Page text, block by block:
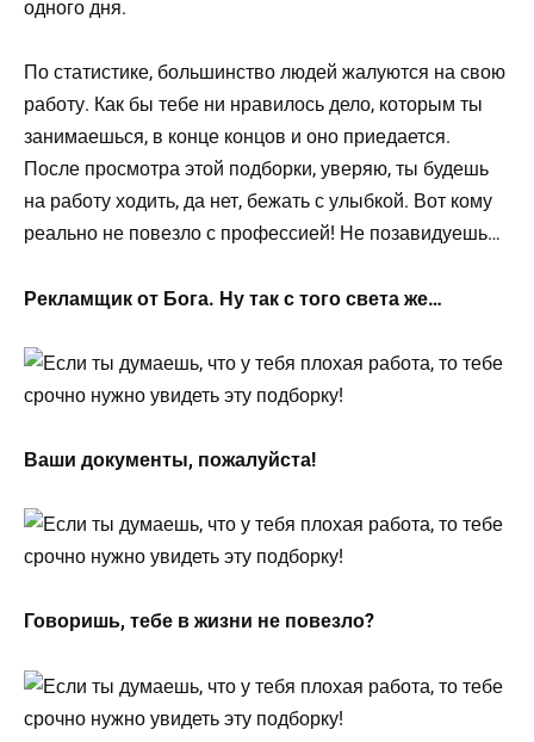
одного дня.
По статистике, большинство людей жалуются на свою
работу. Как бы тебе ни нравилось дело, которым ты
занимаешься, в конце концов и оно приедается.
После просмотра этой подборки, уверяю, ты будешь
на работу ходить, да нет, бежать с улыбкой. Вот кому
реально не повезло с профессией! Не позавидуешь…
Рекламщик от Бога. Ну так с того света же…
Ваши документы, пожалуйста!
Говоришь, тебе в жизни не повезло?